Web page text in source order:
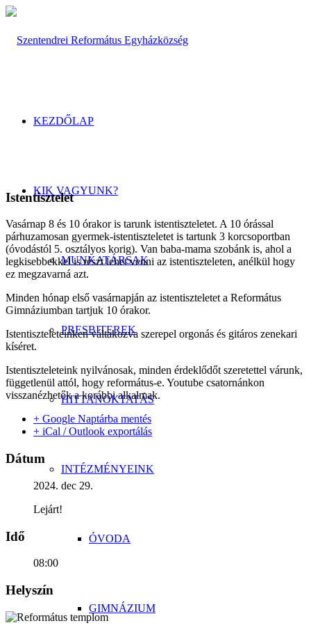
KEZDŐLAP
KIK VAGYUNK?
MUNKATÁRSAK
PRESBITEREK
HITTANOKTATÁS
INTÉZMÉNYEINK
ÓVODA
GIMNÁZIUM
Istentisztelet
Vasárnap 8 és 10 órakor is tarunk istentiszteletet. A 10 órással
párhuzamosan gyermek-istentiszteletet is tartunk 3 korcsoportban
(óvodástól 5. osztályos korig). Van baba-mama szobánk is, ahol a
legkisebbekkel is részt lehet venni az istentiszteleten, anélkül hogy
ez megzavarná azt.
Minden hónap első vasárnapján az istentiszteletet a Református
Gimnáziumban tartjuk 10 órakor.
Istentiszteleteinken váltakozva szerepel orgonás és gitáros zenekari
kíséret.
Istentiszteleteink nyilvánosak, minden érdeklődőt szeretettel várunk,
függetlenül attól, hogy református-e. Youtube csatornánkon
visszanézhetők a korábbi alkalmak.
+ Google Naptárba mentés
+ iCal / Outlook exportálás
Dátum
2024. dec 29.
Lejárt!
Idő
08:00
Helyszín